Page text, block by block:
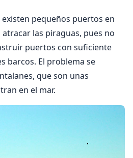
pequeños puertos en
las piraguas, pues no
puertos con suficiente
barcos. El problema se
que son unas
en el mar.